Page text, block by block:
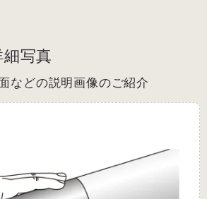
写真
などの説明画像のご紹介